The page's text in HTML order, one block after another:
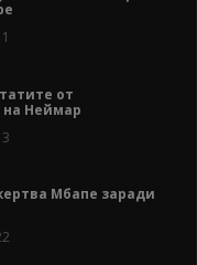
от
на Неймар
Мбапе заради